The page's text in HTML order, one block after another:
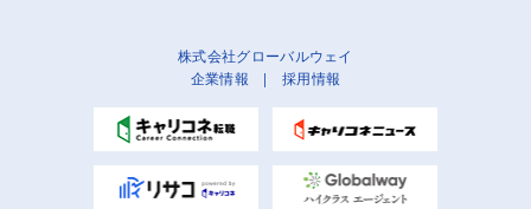
株式会社グローバルウェイ
企業情報 | 採用情報